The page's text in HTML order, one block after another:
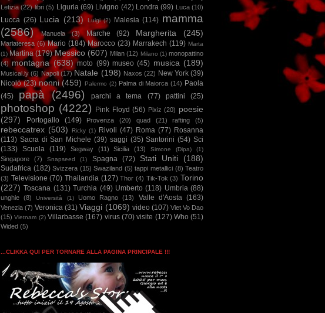
Letizia (22) libri (5) Liguria (69) Livigno (42) Londra (99) Luca (10)
Lucca (26) Lucia (213) Luigi (2) Malesia (114) mamma
(2586)
Manuela (3) Marche (92) Margherita (245)
Mariateresa (6) Mario (184) Marocco (23) Marrakech (119) Marta
(1) Martina (179) Messico (607) Milan (12) Milano (1) monopattino
(4) montagna (638) moto (99) museo (45) musica (189)
Musical.ly (6) Napoli (17) Natale (198) Naxos (22) New York (39)
Nicolò (23) nonni (459) Palermo (2) Palma di Maiorca (14) Paola
(45)
papà (2496) parchi a tema (77) pattini (25)
photoshop (4222) Pink Floyd (56) Pixiz (20) poesie
(297)
Portogallo (149) Provenza (20) quad (21) rafting (5)
rebeccatrex (503) Ricky (1) Rivoli (47) Roma (77) Rosanna
(113) Sacra di San Michele (39) saggi (35) Santorini (54) Sci
(133) Scuola (119) Segway (11) Sicilia (13) Simone (Dipa) (1)
Singapore (7) Snapseed (1) Spagna (72) Stati Uniti (188)
Sudafrica (182) Svizzera (15) Swaziland (5) tappi metallici (8) Teatro
(3) Televisione (70) Thailandia (127) Thor (4) Tik-Tok (3) Torino
(227) Toscana (131) Turchia (49) Umberto (118) Umbria (88)
unghie (8) Università (1) Uomo Ragno (13) Valle d'Aosta (163)
Venezia (7) Veronica (31) Viaggi (1069) video (107) Viet Vo Dao
(15) Vietnam (2) Villarbasse (167) virus (70) visite (127) Who (51)
Wided (5)
...CLIKKA QUI PER TORNARE ALLA PAGINA PRINCIPALE !!!